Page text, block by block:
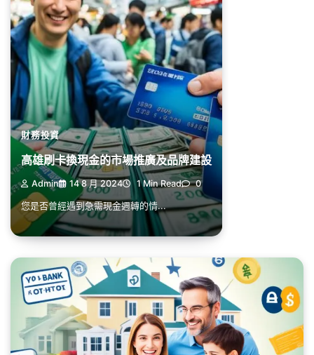
財務投資
高雄刷卡換現金的市場推廣及品牌建設
Admin 14 8 月 2024 1 Min Read 0
您是否曾經遇到急需現金週轉的情...